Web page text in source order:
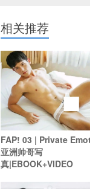
相关推荐
FAP! 03 | Private
亚洲帅哥写
真|EBOOK+VIDEO